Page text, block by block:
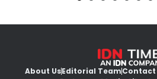
About UsEditorial TeamContact